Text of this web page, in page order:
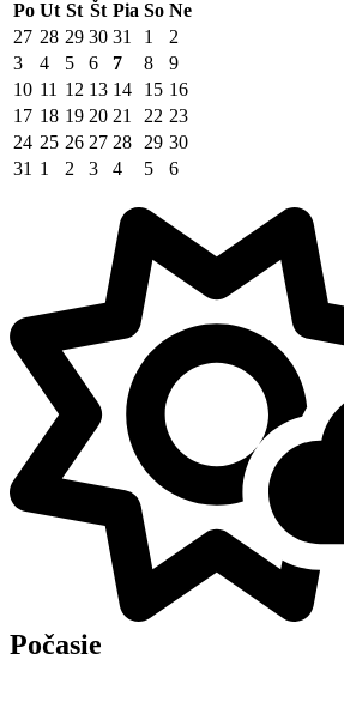
Po Ut St Št Pia So Ne
27 28 29 30 31 1
2
3
4 5 6 7 8
9
10 11 12 13 14 15 16
17 18 19 20 21 22 23
24 25 26 27 28 29 30
31 1 2 3 4 5 6
Počasie